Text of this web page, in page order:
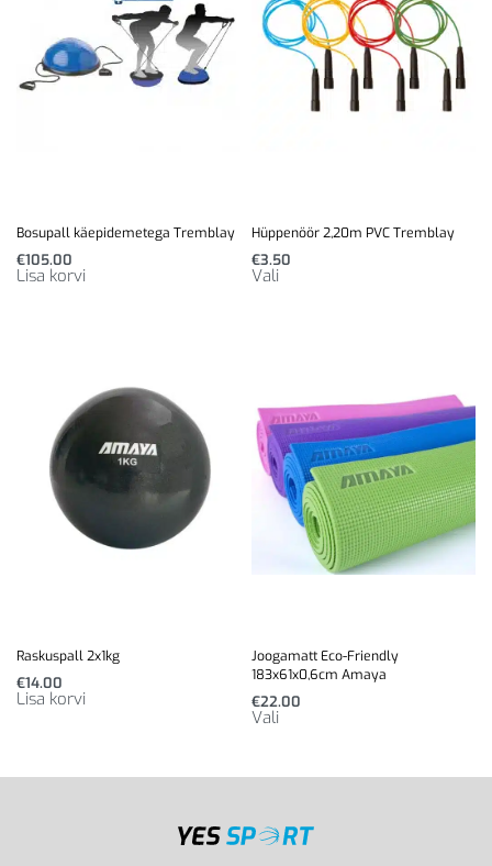
Bosupall käepidemetega Tremblay
€105.00
Lisa korvi
Hüppenöör 2,20m PVC Tremblay
€3.50
Vali
Raskuspall 2x1kg
€14.00
Lisa korvi
Joogamatt Eco-Friendly
183x61x0,6cm Amaya
€22.00
Vali